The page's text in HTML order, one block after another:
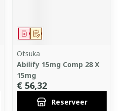
Op voorschrift
Geneesmiddel
Otsuka
Abilify 15mg Comp 28 X
15mg
€ 56,32
Reserveer